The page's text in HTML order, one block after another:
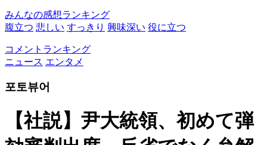
みんなの感想ランキング
腹立つ 悲しい すっきり 興味深い 役に立つ
コメントランキング
ニュース エンタメ
포토뷰어
【社説】尹大統領、初めて弾